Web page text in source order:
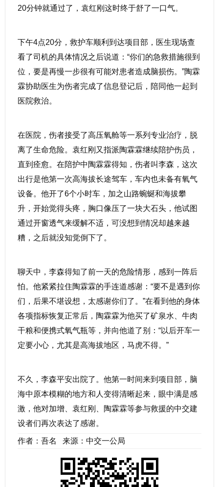
20分钟就通过了，袁红刚这时终于舒了一口气。
下午4点20分，救护车顺利到达项目部，医生现场查
看了司机的具体情况之后说道：“你们的急救措施很到
位，要是再慢一步很有可能对患者造成脑损伤。”陶霖
霖协助医生为伤者完成了信息登记后，陪同他一起到
医院救治。
在医院，伤者接受了高压氧舱等一系列专业治疗，脱
离了生命危险。袁红刚又指派陶霖霖继续陪护伤员，
直到痊愈。在陪护中陶霖霖得知，伤者叫李森，这次
出行是他第一次高海拔长途驾车，车内也未备有氧气
设备。他开了6个小时车，加之山路蜿蜒和海拔攀
升，开始觉得头疼，胸口像压了一块大石头，他试图
通过开窗透气来缓解不适，可没想到情况却越来越
糟，之后就没知觉倒下了。
聊天中，李森得知了前一天的危险情形，感到一阵后
怕。他紧紧拉住陶霖霖的手连道感谢：“要不是遇到你
们，后果不堪设想，太感谢你们了。”在看到他的身体
各项指标恢复正常后，陶霖霖为他买了矿泉水、牛肉
干粮和便携式氧气瓶等，并向他道了别：“以后开车一
定要小心，尤其是高海拔地区，马虎不得。”
不久，李森平安出院了。他第一时间来到项目部，脑
海中原本模糊的地方和人变得清晰起来，眼中满是感
激，他对加增、袁红刚、陶霖霖等参与救援的中交建
设者们再次表达了感谢。
作者：吾名 来源：中交一公局